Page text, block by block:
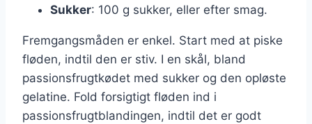
Sukker: 100 g sukker, eller efter smag.
Fremgangsmåden er enkel. Start med at piske
fløden, indtil den er stiv. I en skål, bland
passionsfrugtkødet med sukker og den opløste
gelatine. Fold forsigtigt fløden ind i
passionsfrugtblandingen, indtil det er godt